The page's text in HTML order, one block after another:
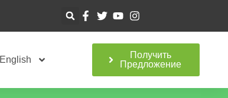
English
Получить
Предложение